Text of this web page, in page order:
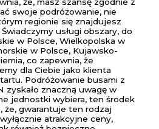
że, masz szansę zgodnie z
swoje podróżowanie, nie
regionie się znajdujesz
usługi obszary, do
w Polsce, Wielkopolska w
w Polsce, Kujawsko-
co zapewnia, że
dla Ciebie jako klienta
Podróżowanie busami z
zyskało znaczną uwagę w
jednostki wybiera, ten środek
że, gwarantuje ten rodzaj
atrakcyjne ceny,